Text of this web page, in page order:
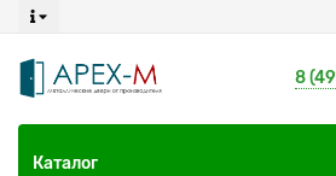
8
Каталог